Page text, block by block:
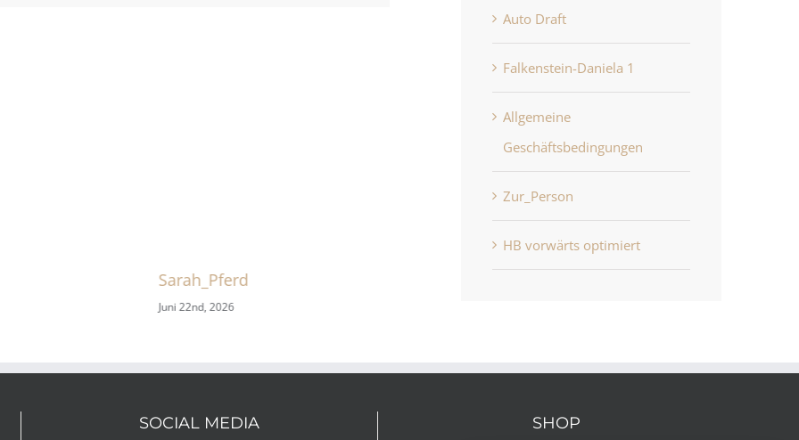
Sarah_Pferd
Juni 22nd, 2026
Auto Draft
Falkenstein-Daniela 1
Allgemeine
Geschäftsbedingungen
Zur_Person
HB vorwärts optimiert
SOCIAL MEDIA SHOP